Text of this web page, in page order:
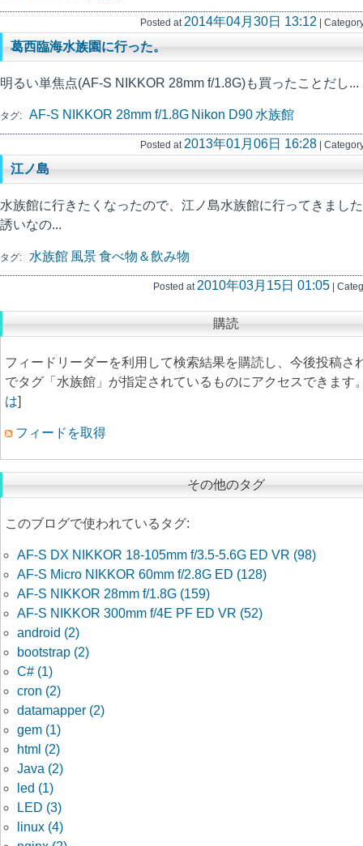
Posted at 2014年04月30日 13:12 |
葛西臨海水族園に行った。
明るい単焦点(AF-S NIKKOR 28mm f/1.8G)も買ったことだし...
タグ: AF-S NIKKOR 28mm f/1.8G Nikon D90 水族館
Posted at 2013年01月06日 16:28 |
江ノ島
水族館に行きたくなったので、江ノ島水族館に行ってきまし
誘いなの...
タグ: 水族館 風景食べ物＆飲み物
Posted at 2010年03月15日 01:05 |
購読
フィードリーダーを利用して検索結果を購読し、今後投稿さ
でタグ「水族館」が指定されているものにアクセスできます
は]
フィードを取得
その他のタグ
このブログで使われているタグ:
AF-S DX NIKKOR 18-105mm f/3.5-5.6G ED VR (98)
AF-S Micro NIKKOR 60mm f/2.8G ED (128)
AF-S NIKKOR 28mm f/1.8G (159)
AF-S NIKKOR 300mm f/4E PF ED VR (52)
android (2)
bootstrap (2)
C# (1)
cron (2)
datamapper (2)
gem (1)
html (2)
Java (2)
led (1)
LED (3)
linux (4)